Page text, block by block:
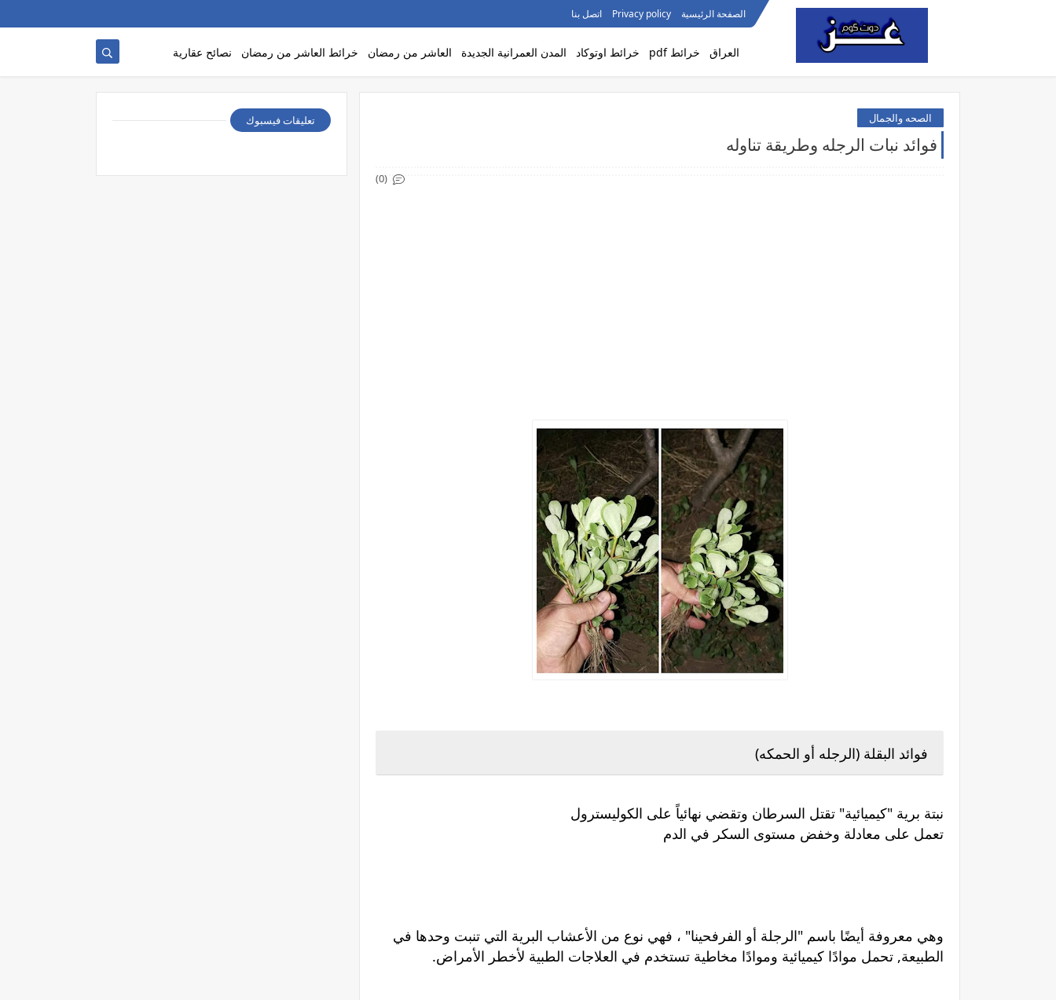
الصفحة الرئيسية Privacy policy اتصل بنا
العراق خرائط pdf خرائط اوتوكاد المدن العمرانية الجديدة العاشر من رمضان خرائط العاشر من رمضان نصائح عقارية
الصحه والجمال
فوائد نبات الرجله وطريقة تناوله
(0)
فوائد البقلة (الرجله أو الحمكه)
نبتة برية "كيميائية" تقتل السرطان وتقضي نهائياً على الكوليسترول
تعمل على معادلة وخفض مستوى السكر في الدم
وهي معروفة أيضًا باسم "الرجلة أو الفرفحينا" ، فهي نوع من الأعشاب البرية التي تنبت وحدها في
الطبيعة, تحمل موادًا كيميائية وموادًا مخاطية تستخدم في العلاجات الطبية لأخطر الأمراض.
تعليقات فيسبوك